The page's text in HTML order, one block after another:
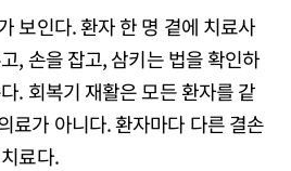
보인다. 환자 한 명 곁에 치료사
, 손을 잡고, 삼키는 법을 확인하
. 회복기 재활은 모든 환자를 같
료가 아니다. 환자마다 다른 결손
료다.